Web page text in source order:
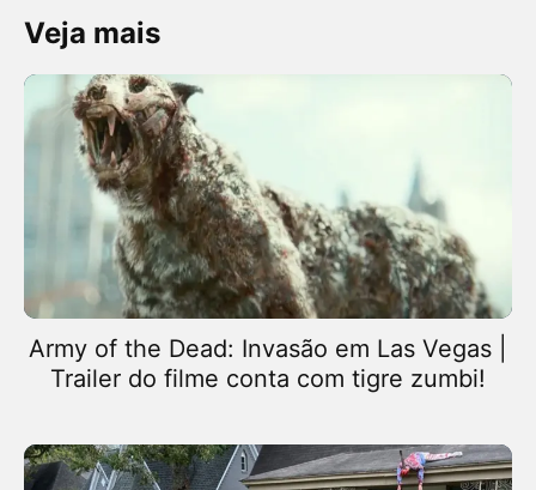
Veja mais
Army of the Dead: Invasão em Las Vegas |
Trailer do filme conta com tigre zumbi!